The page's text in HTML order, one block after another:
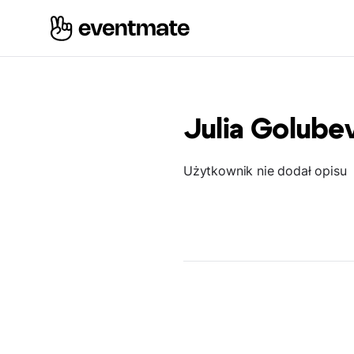
Julia
Użytkownik nie dodał opisu